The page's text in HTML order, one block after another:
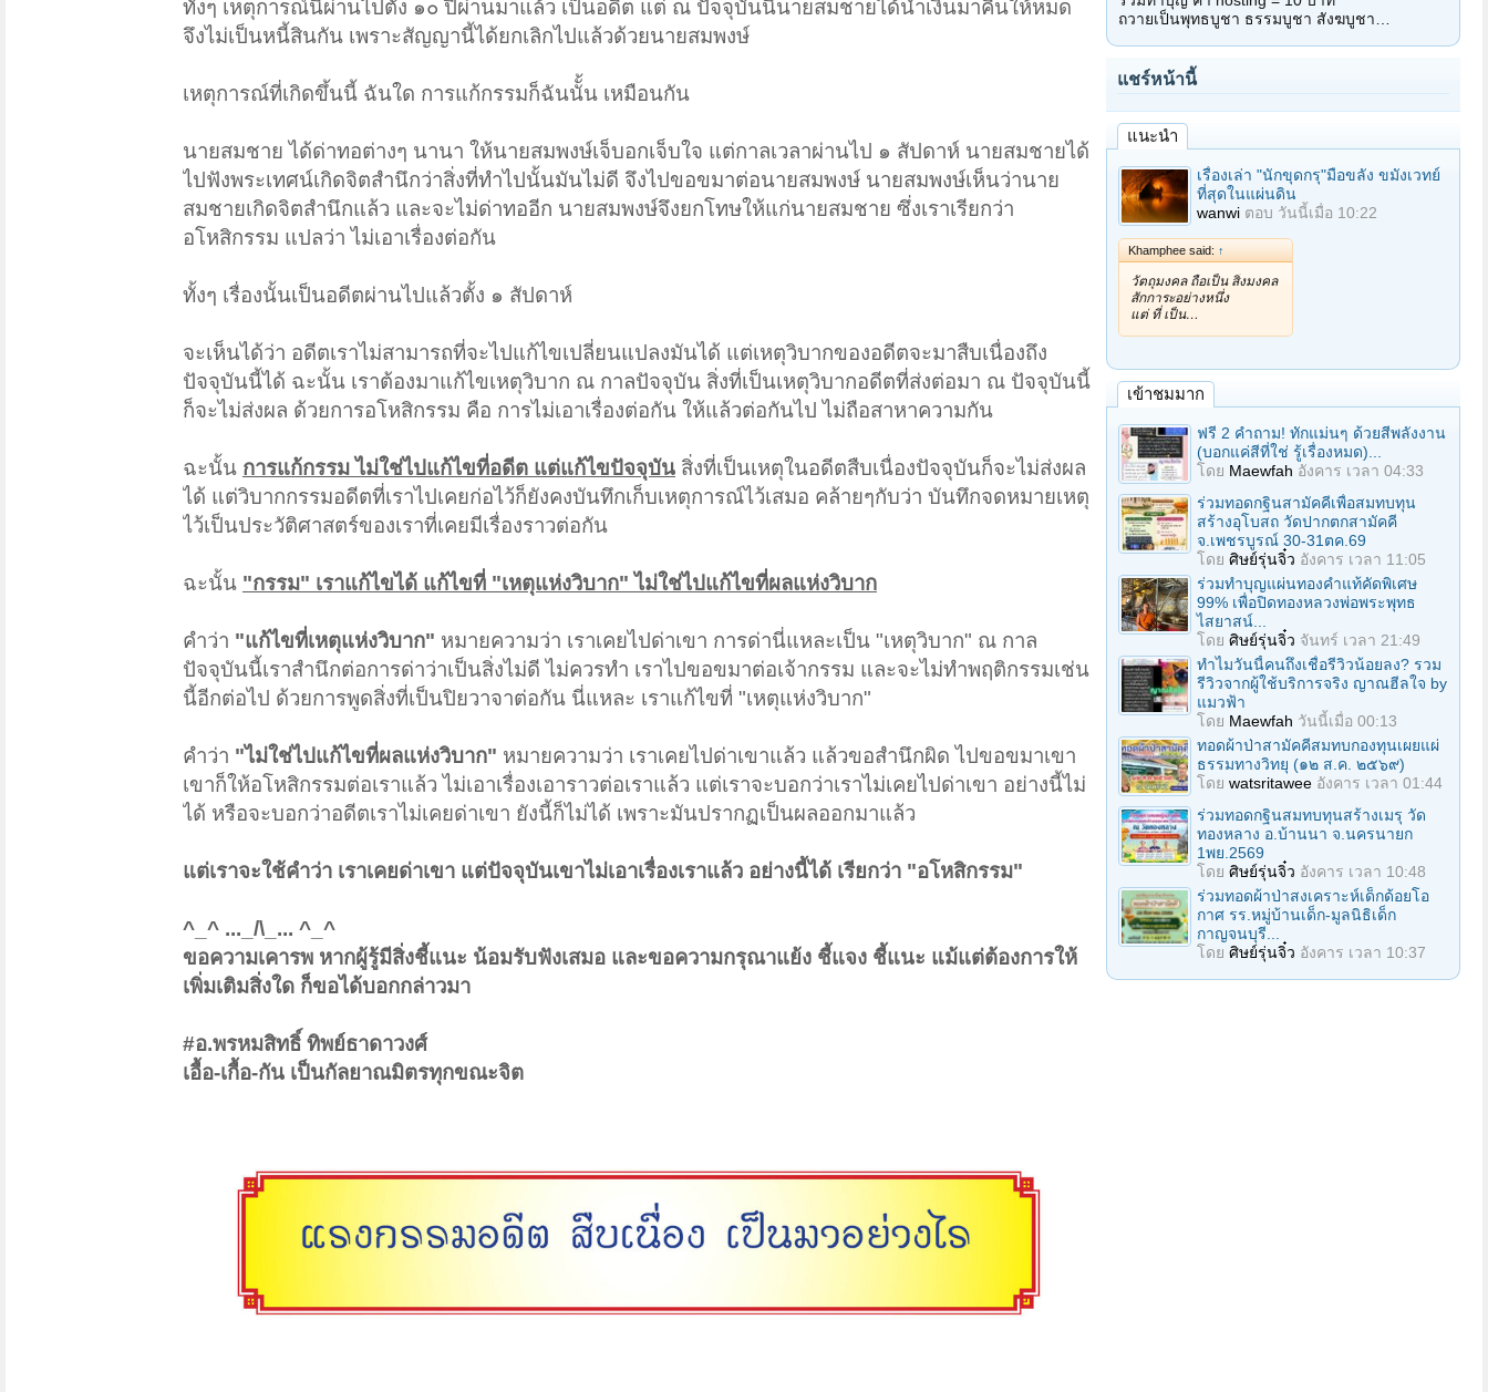
ทั้งๆ เหตุการณ์นี้ผ่านไปตั้ง ๑๐ ปีผ่านมาแล้ว เป็นอดีต แต่ ณ ปัจจุบันนี้นายสมชายได้นำเงินมาคืนให้หมด
จึงไม่เป็นหนี้สินกัน เพราะสัญญานี้ได้ยกเลิกไปแล้วด้วยนายสมพงษ์
เหตุการณ์ที่เกิดขึ้นนี้ ฉันใด การแก้กรรมก็ฉันนัั้น เหมือนกัน
นายสมชาย ได้ด่าทอต่างๆ นานา ให้นายสมพงษ์เจ็บอกเจ็บใจ แต่กาลเวลาผ่านไป ๑ สัปดาห์ นายสมชายได้
ไปฟังพระเทศน์เกิดจิตสำนึกว่าสิ่งที่ทำไปนั้นมันไม่ดี จึงไปขอขมาต่อนายสมพงษ์ นายสมพงษ์เห็นว่านาย
สมชายเกิดจิตสำนึกแล้ว และจะไม่ด่าทออีก นายสมพงษ์จึงยกโทษให้แก่นายสมชาย ซึ่งเราเรียกว่า
อโหสิกรรม แปลว่า ไม่เอาเรื่องต่อกัน
ทั้งๆ เรื่องนั้นเป็นอดีตผ่านไปแล้วตั้ง ๑ สัปดาห์
จะเห็นได้ว่า อดีตเราไม่สามารถที่จะไปแก้ไขเปลี่ยนแปลงมันได้ แต่เหตุวิบากของอดีตจะมาสืบเนื่องถึง
ปัจจุบันนี้ได้ ฉะนั้น เราต้องมาแก้ไขเหตุวิบาก ณ กาลปัจจุบัน สิ่งที่เป็นเหตุวิบากอดีตที่ส่งต่อมา ณ ปัจจุบันนี้
ก็จะไม่ส่งผล ด้วยการอโหสิกรรม คือ การไม่เอาเรื่องต่อกัน ให้แล้วต่อกันไป ไม่ถือสาหาความกัน
ฉะนั้น การแก้กรรม ไม่ใช่ไปแก้ไขที่อดีต แต่แก้ไขปัจจุบัน สิ่งที่เป็นเหตุในอดีตสืบเนื่องปัจจุบันก็จะไม่ส่งผล
ได้ แต่วิบากกรรมอดีตที่เราไปเคยก่อไว้ก็ยังคงบันทึกเก็บเหตุการณ์ไว้เสมอ คล้ายๆกับว่า บันทึกจดหมายเหตุ
ไว้เป็นประวัติศาสตร์ของเราที่เคยมีเรื่องราวต่อกัน
ฉะนั้น "กรรม" เราแก้ไขได้ แก้ไขที่ "เหตุแห่งวิบาก" ไม่ใช่ไปแก้ไขที่ผลแห่งวิบาก
คำว่า "แก้ไขที่เหตุแห่งวิบาก" หมายความว่า เราเคยไปด่าเขา การด่านี่แหละเป็น "เหตุวิบาก" ณ กาล
ปัจจุบันนี้เราสำนึกต่อการด่าว่าเป็นสิ่งไม่ดี ไม่ควรทำ เราไปขอขมาต่อเจ้ากรรม และจะไม่ทำพฤติกรรมเช่น
นี้อีกต่อไป ด้วยการพูดสิ่งที่เป็นปิยวาจาต่อกัน นี่แหละ เราแก้ไขที่ "เหตุแห่งวิบาก"
คำว่า "ไม่ใช่ไปแก้ไขที่ผลแห่งวิบาก" หมายความว่า เราเคยไปด่าเขาแล้ว แล้วขอสำนึกผิด ไปขอขมาเขา
เขาก็ให้อโหสิกรรมต่อเราแล้ว ไม่เอาเรื่องเอาราวต่อเราแล้ว แต่เราจะบอกว่าเราไม่เคยไปด่าเขา อย่างนี้ไม่
ได้ หรือจะบอกว่าอดีตเราไม่เคยด่าเขา ยังนี้ก็ไม่ได้ เพราะมันปรากฏเป็นผลออกมาแล้ว
แต่เราจะใช้คำว่า เราเคยด่าเขา แต่ปัจจุบันเขาไม่เอาเรื่องเราแล้ว อย่างนี้ได้ เรียกว่า "อโหสิกรรม"
^_^ ..._/\_... ^_^
ขอความเคารพ หากผู้รู้มีสิ่งชี้แนะ น้อมรับฟังเสมอ และขอความกรุณาแย้ง ชี้แจง ชี้แนะ แม้แต่ต้องการให้
เพิ่มเติมสิ่งใด ก็ขอได้บอกกล่าวมา
#อ.พรหมสิทธิ์ ทิพย์ธาดาวงศ์
เอื้อ-เกื้อ-กัน เป็นกัลยาณมิตรทุกขณะจิต
ถวายเป็นพุทธบูชา ธรรมบูชา สังฆบูชา…
แชร์หน้านี้
แนะนำ
เรื่องเล่า "นักขุดกรุ"มือขลัง ขมังเวทย์
ที่สุดในแผ่นดิน
wanwi ตอบ วันนี้เมื่อ 10:22
Khamphee said: ↑
วัตถุมงคล ถือเป็น สิ่งมงคล
สักการะอย่างหนึ่ง
แต่ ที่ เป็น…
เข้าชมมาก
ฟรี 2 คำถาม! ทักแม่นๆ ด้วยสีพลังงาน
(บอกแค่สีที่ใช่ รู้เรื่องหมด)...
โดย Maewfah อังคาร เวลา 04:33
ร่วมทอดกฐินสามัคคีเพื่อสมทบทุน
สร้างอุโบสถ วัดปากตกสามัคคี
จ.เพชรบูรณ์ 30-31ตค.69
โดย ศิษย์รุ่นจิ๋ว อังคาร เวลา 11:05
ร่วมทําบุญแผ่นทองคำแท้คัดพิเศษ
99% เพื่อปิดทองหลวงพ่อพระพุทธ
ไสยาสน์...
โดย ศิษย์รุ่นจิ๋ว จันทร์ เวลา 21:49
ทำไมวันนี้คนถึงเชื่อรีวิวน้อยลง? รวม
รีวิวจากผู้ใช้บริการจริง ญาณฮีลใจ by
แมวฟ้า
โดย Maewfah วันนี้เมื่อ 00:13
ทอดผ้าป่าสามัคคีสมทบกองทุนเผยแผ่
ธรรมทางวิทยุ (๑๒ ส.ค. ๒๕๖๙)
โดย watsritawee อังคาร เวลา 01:44
ร่วมทอดกฐินสมทบทุนสร้างเมรุ วัด
ทองหลาง อ.บ้านนา จ.นครนายก
1พย.2569
โดย ศิษย์รุ่นจิ๋ว อังคาร เวลา 10:48
ร่วมทอดผ้าป่าสงเคราะห์เด็กด้อยโอ
กาศ รร.หมู่บ้านเด็ก-มูลนิธิเด็ก
กาญจนบุรี...
โดย ศิษย์รุ่นจิ๋ว อังคาร เวลา 10:37